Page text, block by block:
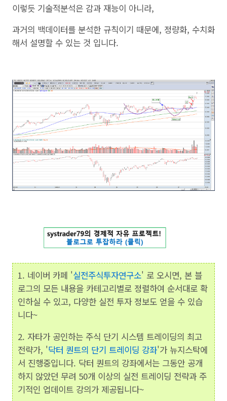
이렇듯 기술적분석은 감과 재능이 아니라,
과거의 백데이터를 분석한 규칙이기 때문에, 정량화, 수치화
해서 설명할 수 있는 것 입니다.
1. 네이버 카페 '실전주식투자연구소' 로 오시면, 본 블
로그의 모든 내용을 카테고리별로 정렬하여 순서대로 확
인하실 수 있고, 다양한 실전 투자 정보도 얻을 수 있습
니다~
2. 자타가 공인하는 주식 단기 시스템 트레이딩의 최고
전략가, '닥터 퀀트의 단기 트레이딩 강좌'가 뉴지스탁에
서 진행중입니다. 닥터 퀀트의 강좌에서는 그동안 공개
하지 않았던 무려 50개 이상의 실전 트레이딩 전략과 주
기적인 업데이트 강의가 제공됩니다~